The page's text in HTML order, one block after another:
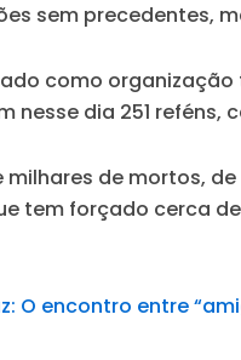
sem precedentes,
como
nesse dia 251
milhares de mortos,
tem forçado cerca
O encontro entre